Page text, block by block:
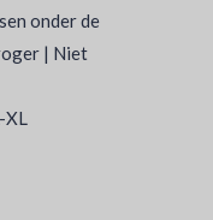
onder de
| Niet
XL